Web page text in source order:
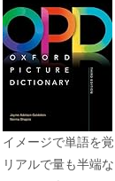
イメージで単語を
リアルで量も半端